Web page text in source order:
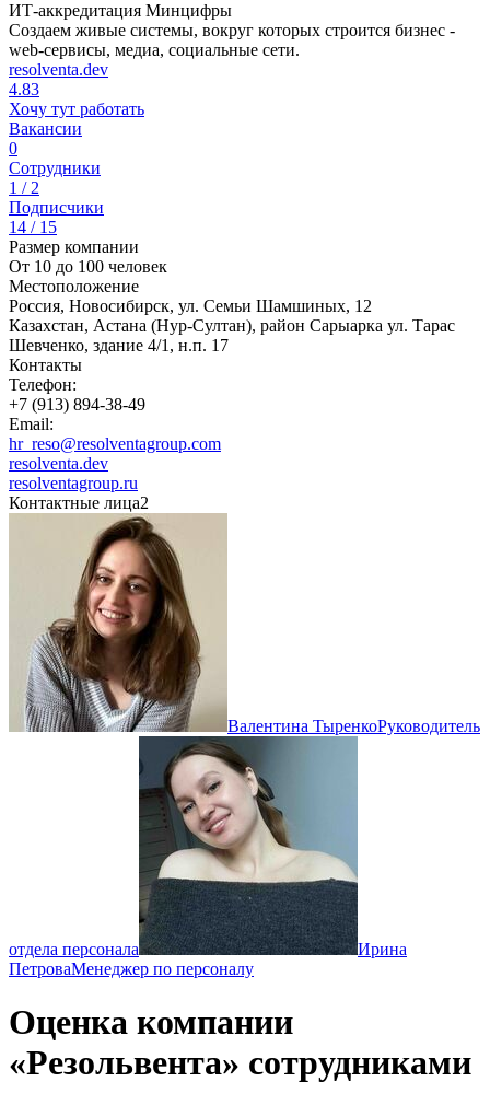
ИТ-аккредитация Минцифры
Создаем живые системы, вокруг которых строится бизнес -
web-сервисы, медиа, социальные сети.
resolventa.dev
4.83
Хочу тут работать
Вакансии
0
Сотрудники
1 / 2
Подписчики
14 / 15
Размер компании
От 10 до 100 человек
Местоположение
Россия, Новосибирск, ул. Семьи Шамшиных, 12
Казахстан, Астана (Нур-Султан), район Сарыарка ул. Тарас
Шевченко, здание 4/1, н.п. 17
Контакты
Телефон:
+7 (913) 894-38-49
Email:
hr_reso@resolventagroup.com
resolventa.dev
resolventagroup.ru
Контактные лица2
Валентина ТыренкоРуководитель
отдела персонала
Ирина
ПетроваМенеджер по персоналу
Оценка компании
«Резольвента» сотрудниками